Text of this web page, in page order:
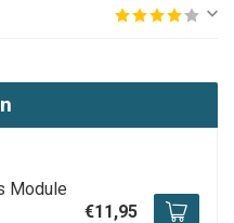
Module
€11,95